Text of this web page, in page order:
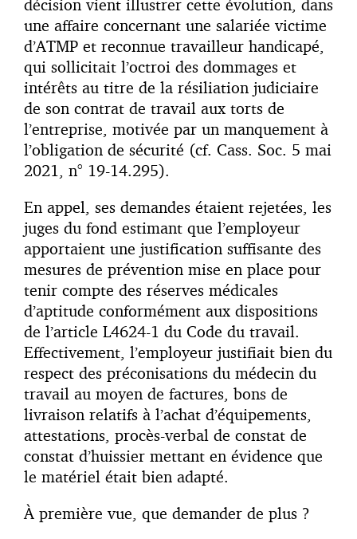
décision vient illustrer cette évolution, dans
une affaire concernant une salariée victime
d’ATMP et reconnue travailleur handicapé,
qui sollicitait l’octroi des dommages et
intérêts au titre de la résiliation judiciaire
de son contrat de travail aux torts de
l’entreprise, motivée par un manquement à
l’obligation de sécurité (cf. Cass. Soc. 5 mai
2021, n° 19-14.295).
En appel, ses demandes étaient rejetées, les
juges du fond estimant que l’employeur
apportaient une justification suffisante des
mesures de prévention mise en place pour
tenir compte des réserves médicales
d’aptitude conformément aux dispositions
de l’article L4624-1 du Code du travail.
Effectivement, l’employeur justifiait bien du
respect des préconisations du médecin du
travail au moyen de factures, bons de
livraison relatifs à l’achat d’équipements,
attestations, procès-verbal de constat de
constat d’huissier mettant en évidence que
le matériel était bien adapté.
À première vue, que demander de plus ?